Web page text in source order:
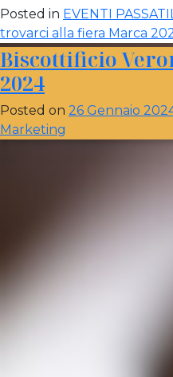
Posted in EVENTI PASSATI
trovarci alla fiera Marca
Biscottificio
2024
Posted on 26 Gennaio
Marketing